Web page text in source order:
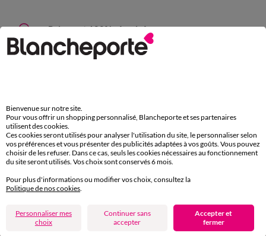
Paiement 100% sécurisé
Payez plus tard ou en plusieurs fois
Retours gratuits
sous 30 jours avec Mondial Relay uniquement
Service clients
par chat et par téléphone
11€ Offerts
Bienvenue sur notre site.
Pour vous offrir un shopping personnalisé, Blancheporte et ses partenaires
utilisent des cookies.
Ces cookies seront utilisés pour analyser l'utilisation du site, le personnaliser selon
vos préférences et vous présenter des publicités adaptées à vos goûts. Vous pouvez
choisir de les refuser. Dans ce cas, seuls les cookies nécessaires au fonctionnement
du site seront utilisés. Vos choix sont conservés 6 mois.
Pour plus d'informations ou modifier vos choix, consultez la
Politique de nos cookies
Personnaliser mes
choix
Continuer sans
accepter
Accepter et
fermer